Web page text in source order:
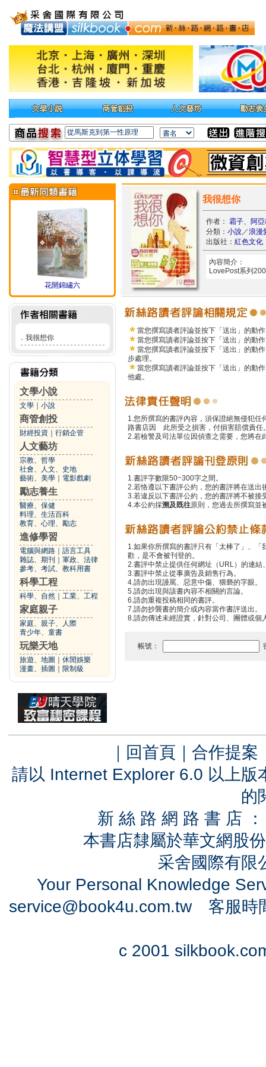
花開錦繡六
． 我很想你
文學小說
文學 小說
商管創投
財經投資 行銷企管
人文藝坊
宗教、哲學
社會、人文、史地
藝術、美學
電影戲劇
勵志養生
醫療、保健
料理、生活百科
教育、心理、勵志
進修學習
電腦與網路
語言工具
雜誌、期刊
軍政、法律
參考、考試、教科用書
科學工程
科學、自然 工業、工程
家庭親子
家庭、親子、人際
青少年、童書
玩樂天地
旅遊、地圖
休閒娛樂
漫畫、插圖
限制級
我很想你
作者： 霜子、阿
分類： 小說／浪漫
出版社： 紅色文化
內容簡介：
LovePost系列
當您撰寫讀者評論並按下「送出」的動
當您撰寫讀者評論並按下「送出」的動
當您撰寫讀者評論並按下「送出」的動
步處理。
當您撰寫讀者評論並按下「送出」的動
他處。
1.您所撰寫的書評內容，須保證絕無侵犯
路書店因 此所受之損害，付損害賠償責任
2.若檢警及司法單位因偵查之需要，您將
1.書評字數限50~300字之間。
2.若恪遵以下書評公約，您的書評將在送
3.若違反以下書評公約，您的書評將不被接
4.本公約採溯及既往原則，您過去所撰寫並
1.如果你所撰寫的書評只有「太棒了」、
歡，是不會被刊登的。
2.書評中禁止提供任何網址（URL）的連結
3.書評中禁止從事廣告及銷售行為。
4.請勿出現謾罵、惡意中傷、猥褻的字眼。
5.請勿出現與該書內容不相關的言論。
6.請勿重複投稿相同的書評。
7.請勿抄襲書的簡介或內容當作書評送出。
8.請勿傳述未經證實，針對公司、團體或個
帳號：
｜ 回首頁 ｜ 合作提案
請以 Internet Explorer 6.0 以上
的
新 絲 路 網 路 書 店
本書店隸屬於華文網股
采舍國際有
Your Personal Knowledge
service@book4u.com.tw客服時
c 2001